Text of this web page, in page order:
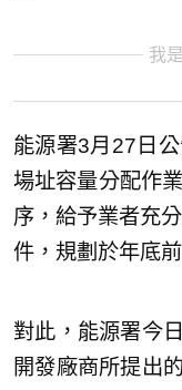
我
能源署3月27日
場址容量分配作
序，給予業者充
件，規劃於年底
對此，能源署今
開發廠商所提出